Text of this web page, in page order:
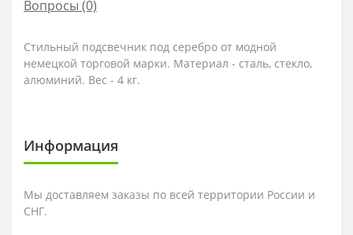
Вопросы (0)
Стильный подсвечник под серебро от модной
немецкой торговой марки. Материал - сталь, стекло,
алюминий. Вес - 4 кг.
Информация
Мы доставляем заказы по всей территории России и
СНГ.